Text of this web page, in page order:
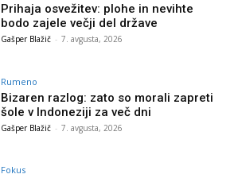
Prihaja osvežitev: plohe in nevihte
bodo zajele večji del države
Gašper Blažič - 7. avgusta, 2026
Rumeno
Bizaren razlog: zato so morali zapreti
šole v Indoneziji za več dni
Gašper Blažič - 7. avgusta, 2026
Fokus